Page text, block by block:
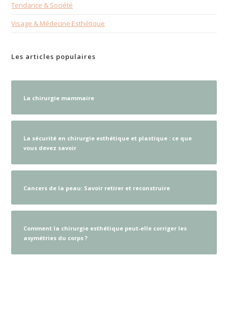
Tendance & Société
Visage & Médecine Esthétique
Les articles populaires
La chirurgie mammaire
La sécurité en chirurgie esthétique et plastique : ce que
vous devez savoir
Cancers de la peau: Savoir retirer et reconstruire
Comment la chirurgie esthétique peut-elle corriger les
asymétries du corps ?